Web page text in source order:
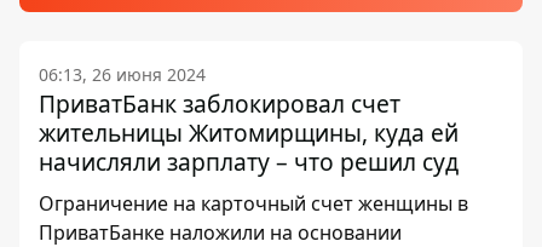
06:13, 26 июня 2024
ПриватБанк заблокировал счет
жительницы Житомирщины, куда ей
начисляли зарплату – что решил суд
Ограничение на карточный счет женщины в
ПриватБанке наложили на основании